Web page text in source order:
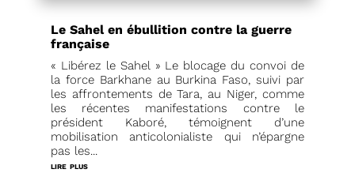
Le Sahel en ébullition contre la guerre
française
« Libérez le Sahel » Le blocage du convoi de
la force Barkhane au Burkina Faso, suivi par
les affrontements de Tara, au Niger, comme
les récentes manifestations contre le
président Kaboré, témoignent d’une
mobilisation anticolonialiste qui n’épargne
pas les...
lire plus